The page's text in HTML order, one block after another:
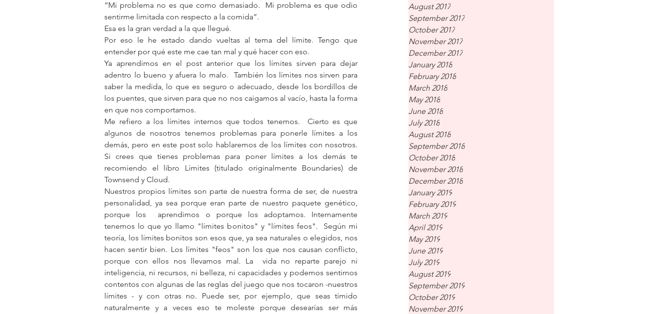
August 2017
September 2017
October 2017
November 2017
December 2017
January 2018
February 2018
March 2018
May 2018
June 2018
July 2018
August 2018
September 2018
October 2018
November 2018
December 2018
January 2019
February 2019
March 2019
April 2019
May 2019
June 2019
July 2019
August 2019
September 2019
October 2019
November 2019
“Mi problema no es que como demasiado.  Mi problema es que odio
sentirme limitada con respecto a la comida”.
Esa es la gran verdad a la que llegué.
Por eso le he estado dando vueltas al tema del límite. Tengo que
entender por qué este me cae tan mal y qué hacer con eso.
Ya aprendimos en el post anterior que los límites sirven para dejar
adentro lo bueno y afuera lo malo.  También los límites nos sirven para
saber la medida, lo que es seguro o adecuado, desde los bordillos de
los puentes, que sirven para que no nos caigamos al vacío, hasta la forma
en que nos comportamos.
Me refiero a los límites internos que todos tenemos.  Cierto es que
algunos de nosotros tenemos problemas para ponerle límites a los
demás, pero en este post solo hablaremos de los límites con nosotros.
Si crees que tienes problemas para poner límites a los demás te
recomiendo el libro Límites (titulado originalmente Boundaries) de
Townsend y Cloud.
Nuestros propios límites son parte de nuestra forma de ser, de nuestra
personalidad, ya sea porque eran parte de nuestro paquete genético,
porque los  aprendimos o porque los adoptamos. Internamente
tenemos lo que yo llamo "límites bonitos" y "límites feos".  Según mi
teoría, los límites bonitos son esos que, ya sea naturales o elegidos, nos
hacen sentir bien. Los límites "feos" son los que nos causan conflicto,
porque con ellos nos llevamos mal. La  vida no reparte parejo ni
inteligencia, ni recursos, ni belleza, ni capacidades y podemos sentirnos
contentos con algunas de las reglas del juego que nos tocaron -nuestros
límites - y con otras no. Puede ser, por ejemplo, que seas tímido
naturalmente y a veces eso te moleste porque desearías ser más